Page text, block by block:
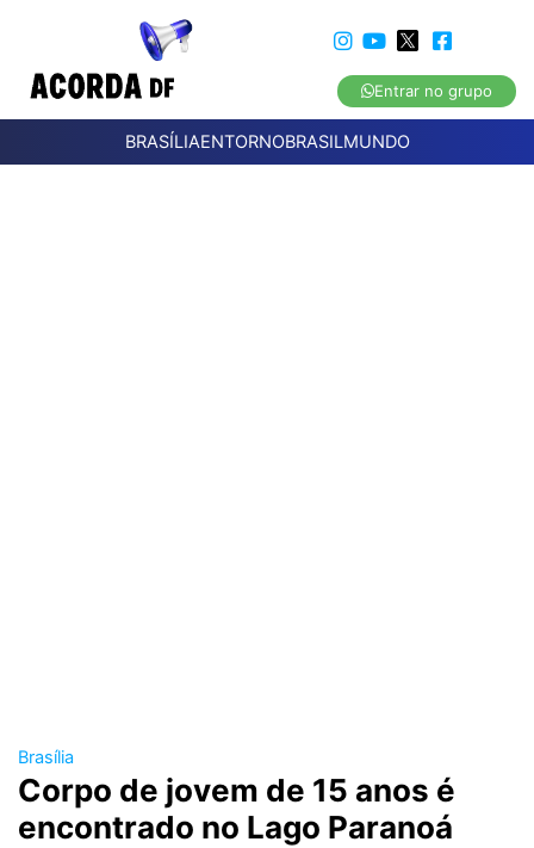
Entrar no grupo
BRASÍLIAENTORNOBRASILMUNDO
Brasília
Corpo de jovem de 15 anos é
encontrado no Lago Paranoá